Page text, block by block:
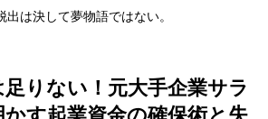
は決して夢物語ではない。
りない！元大手企業サラ